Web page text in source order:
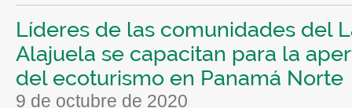
Líderes de las comunidades del
Alajuela se capacitan para la
del ecoturismo en Panamá Norte
9 de octubre de 2020